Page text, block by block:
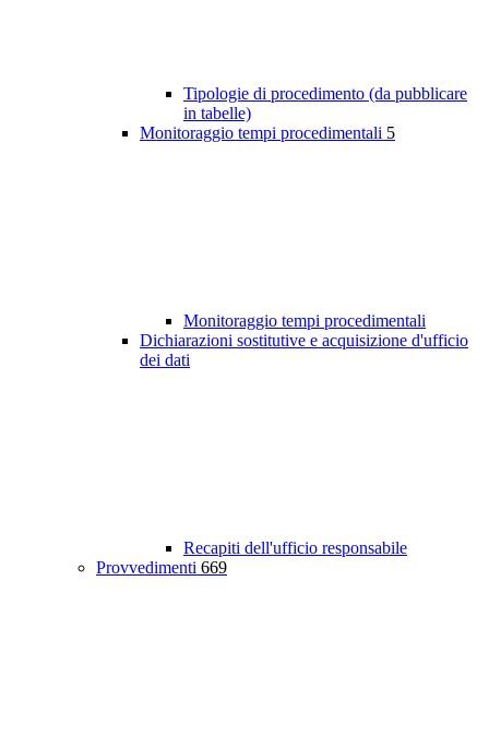
Tipologie di procedimento (da pubblicare
in tabelle)
Monitoraggio tempi procedimentali 5
Monitoraggio tempi procedimentali
Dichiarazioni sostitutive e acquisizione d'ufficio
dei dati
Recapiti dell'ufficio responsabile
Provvedimenti 669